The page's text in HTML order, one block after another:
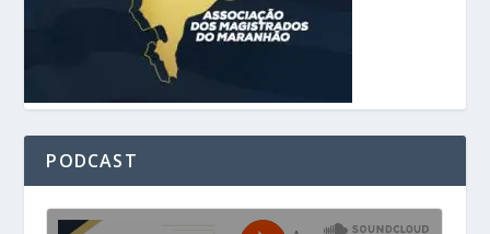
PODCAST